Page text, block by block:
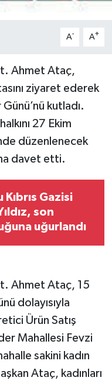
A- A+
Ahmet Ataç,
ziyaret ederek
kutladı.
27 Ekim
düzenlenecek
davet etti.
Kıbrıs Gazisi
son
uğurlandı
Ahmet Ataç, 15
dolayısıyla
Ürün Satış
Mahallesi Fevzi
sakini kadın
Ataç, kadınları